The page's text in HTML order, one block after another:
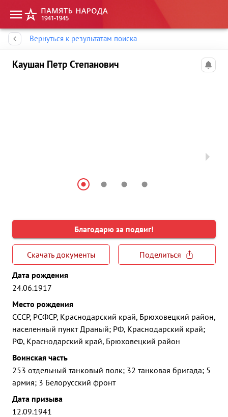
Вернуться к результатам поиска
Каушан Петр Степанович
Благодарю за подвиг!
Скачать документы
Поделиться
Дата рождения
24.06.1917
Место рождения
СССР, РСФСР, Краснодарский край, Брюховецкий район,
населенный пункт Драный; РФ, Краснодарский край;
РФ, Краснодарский край, Брюховецкий район
Воинская часть
253 отдельный танковый полк; 32 танковая бригада; 5
армия; 3 Белорусский фронт
Дата призыва
12.09.1941
Память народа